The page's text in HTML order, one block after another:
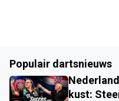
Populair dartsnieuws
kust: